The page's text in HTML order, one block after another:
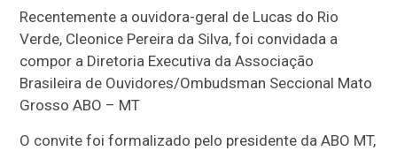
Recentemente a ouvidora-geral de Lucas do Rio
Verde, Cleonice Pereira da Silva, foi convidada a
compor a Diretoria Executiva da Associação
Brasileira de Ouvidores/Ombudsman Seccional Mato
Grosso ABO – MT
O convite foi formalizado pelo presidente da ABO MT,